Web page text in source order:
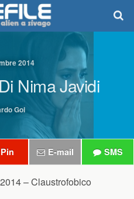
2014
Nima Javidi
Goi
Pin E-mail SMS
–Claustrofobico